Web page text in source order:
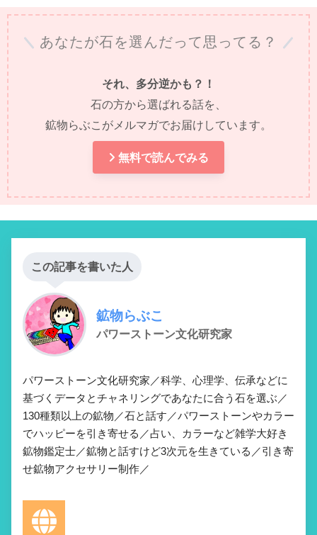
あなたが石を選んだって思ってる？
それ、多分逆かも？！
石の方から選ばれる話を、
鉱物らぶこがメルマガでお届けしています。
無料で読んでみる
この記事を書いた人
鉱物らぶこ
パワーストーン文化研究家
パワーストーン文化研究家／科学、心理学、伝承などに
基づくデータとチャネリングであなたに合う石を選ぶ／
130種類以上の鉱物／石と話す／パワーストーンやカラー
でハッピーを引き寄せる／占い、カラーなど雑学大好き
鉱物鑑定士／鉱物と話すけど3次元を生きている／引き寄
せ鉱物アクセサリー制作／